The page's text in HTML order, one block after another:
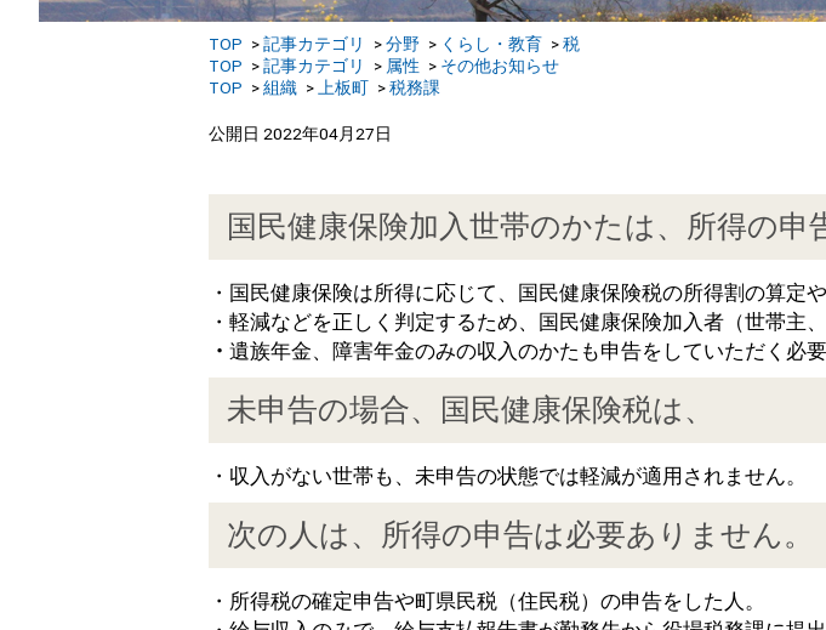
TOP 記事カテゴリ 分野 くらし・教育
税
TOP
記事カテゴリ 属性
その他お知らせ
TOP
組織 上板町 税務課
公開日 2022年04月27日
国民健康保険加入世帯のかたは、所得の申
・国民健康保険は所得に応じて、国民健康保険税の所得割の算定
・軽減などを正しく判定するため、国民健康保険加入者（世帯主
・ 遺族年金、障害年金のみの収入のかたも申告をしていただく必要
未申告の場合、国民健康保険税は、
・収入がない世帯も、未申告の状態では軽減が適用されません。
次の人は、所得の申告は必要ありません。
・所得税の確定申告や町県民税（住民税）の申告をした人。